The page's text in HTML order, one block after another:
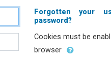
Forgotten your
password?
Cookies must be
browser